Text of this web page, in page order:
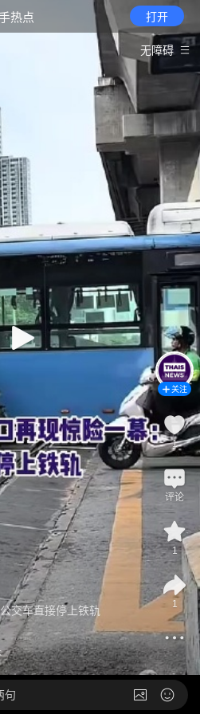
热点 打开
无障碍
交车直接停上铁轨
关注
1
评论
1
1
句